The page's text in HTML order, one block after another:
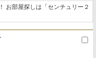
お部屋探しは「センチュリー２